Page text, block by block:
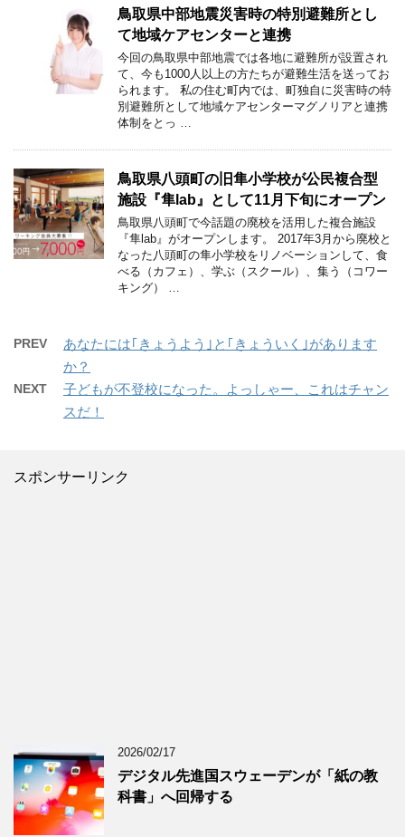
鳥取県中部地震災害時の特別避難所とし
て地域ケアセンターと連携
今回の鳥取県中部地震では各地に避難所が設置され
て、今も1000人以上の方たちが避難生活を送ってお
られます。 私の住む町内では、町独自に災害時の特
別避難所として地域ケアセンターマグノリアと連携
体制をとっ …
鳥取県八頭町の旧隼小学校が公民複合型
施設『隼lab』として11月下旬にオープン
鳥取県八頭町で今話題の廃校を活用した複合施設
『隼lab』がオープンします。 2017年3月から廃校と
なった八頭町の隼小学校をリノベーションして、食
べる（カフェ）、学ぶ（スクール）、集う（コワー
キング） …
PREV
あなたには｢きょうよう｣と｢きょういく｣があります
か？
NEXT
子どもが不登校になった。よっしゃー、これはチャン
スだ！
スポンサーリンク
2026/02/17
デジタル先進国スウェーデンが「紙の教
科書」へ回帰する